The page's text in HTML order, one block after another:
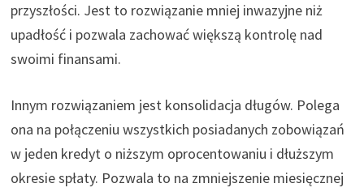
przyszłości. Jest to rozwiązanie mniej inwazyjne niż
upadłość i pozwala zachować większą kontrolę nad
swoimi finansami.
Innym rozwiązaniem jest konsolidacja długów. Polega
ona na połączeniu wszystkich posiadanych zobowiązań
w jeden kredyt o niższym oprocentowaniu i dłuższym
okresie spłaty. Pozwala to na zmniejszenie miesięcznej